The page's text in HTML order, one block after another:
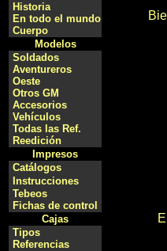
Historia
En todo el mundo
Cuerpo
Modelos
Soldados
Aventureros
Oeste
Otros GM
Accesorios
Vehículos
Todas las Ref.
Reedición
Impresos
Catálogos
Instrucciones
Tebeos
Fichas de control
Cajas
Tipos
Referencias